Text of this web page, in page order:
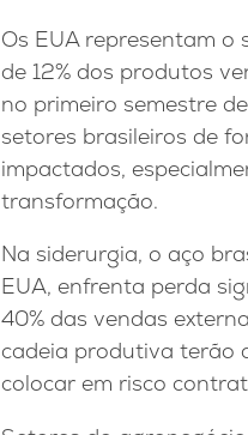
Os EUA representam
de 12% dos produtos
no primeiro semestre
setores brasileiros de
impactados,
transformação.
Na siderurgia, o aço
EUA, enfrenta perda
40% das vendas
cadeia produtiva terão
colocar em risco